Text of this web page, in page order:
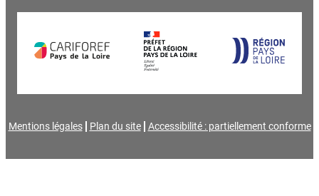
Mentions légales Plan du site Accessibilité : partiellement conforme